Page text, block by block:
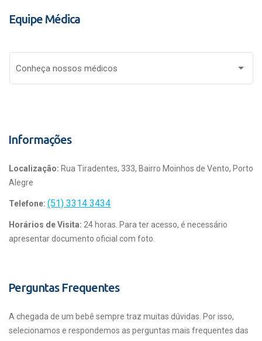
Equipe Médica
Conheça nossos médicos
Informações
Localização: Rua Tiradentes, 333, Bairro Moinhos de Vento, Porto
Alegre
Telefone: (51) 3314 3434
Horários de Visita: 24 horas. Para ter acesso, é necessário
apresentar documento oficial com foto.
Perguntas Frequentes
A chegada de um bebê sempre traz muitas dúvidas. Por isso,
selecionamos e respondemos as perguntas mais frequentes das